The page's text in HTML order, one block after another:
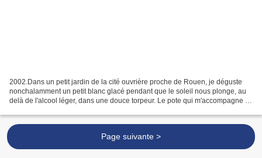
2002.Dans un petit jardin de la cité ouvrière proche de Rouen, je déguste
nonchalamment un petit blanc glacé pendant que le soleil nous plonge, au
delà de l'alcool léger, dans une douce torpeur. Le pote qui m'accompagne a
Page suivante >